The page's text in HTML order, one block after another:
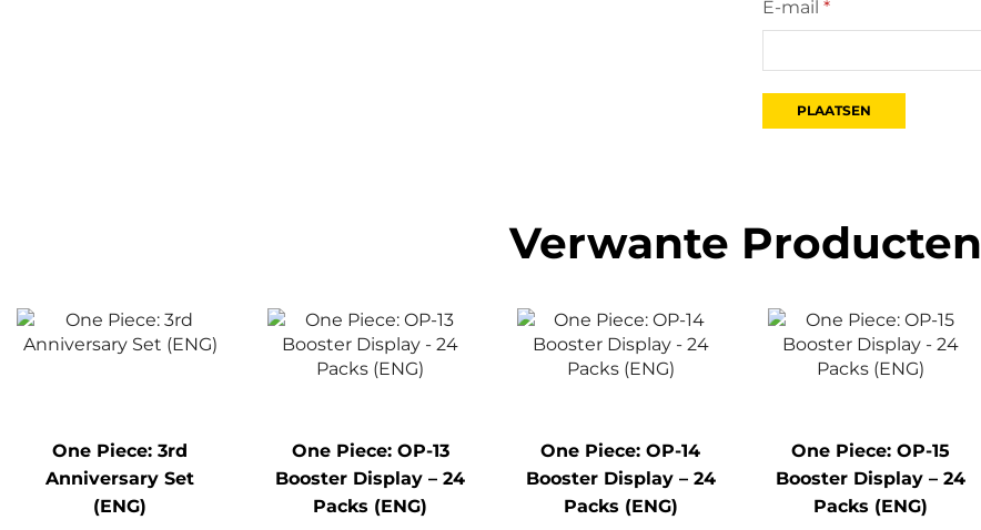
E-mail *
Verwante Producten
One Piece: 3rd
Anniversary Set
(ENG)
One Piece: OP-13
Booster Display – 24
Packs (ENG)
One Piece: OP-14
Booster Display – 24
Packs (ENG)
One Piece: OP-15
Booster Display – 24
Packs (ENG)